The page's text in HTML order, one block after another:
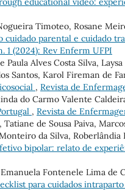
Timoteo, Rosane
cuidado parental e cuidado
1 (2024): Rev Enferm UFPI
Paula Alves Costa Silva,
Santos, Karol Fireman de
, Revista de
do Carmo Valente
, Revista de
de Sousa Paiva,
da Silva, Roberlândia
bipolar: relato de
Fontenele Lima
para cuidados intraparto